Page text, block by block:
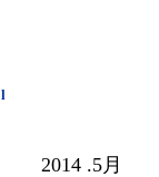
l
2014 .5月